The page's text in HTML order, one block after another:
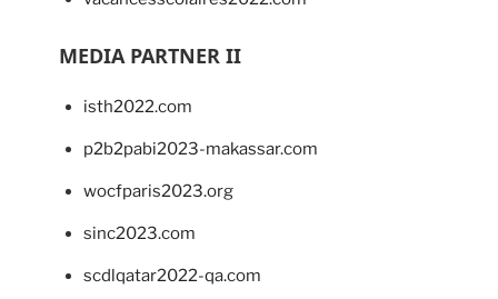
MEDIA PARTNER II
isth2022.com
p2b2pabi2023-makassar.com
wocfparis2023.org
sinc2023.com
scdlqatar2022-qa.com